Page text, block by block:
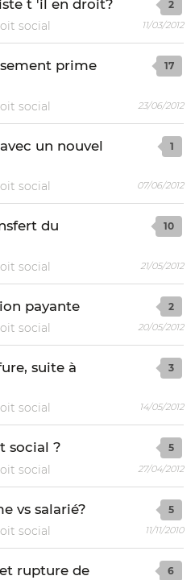
t 'il en droit?
social
2
11/03/2012
prime
social
17
23/06/2012
un nouvel
social
1
07/06/2012
du
social
10
21/05/2012
payante
social
2
20/05/2012
suite à
social
3
14/05/2012
social ?
social
5
27/04/2012
vs salarié?
social
5
11/11/2010
rupture de
6